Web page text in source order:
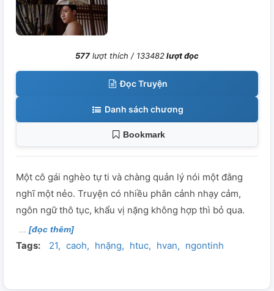
577 lượt thích / 133482lượt đọc
Đọc Truyện
Danh sách chương
Bookmark
Một cô gái nghèo tự ti và chàng quản lý nói một đằng
nghĩ một nẻo. Truyện có nhiều phân cảnh nhạy cảm,
ngôn ngữ thô tục, khẩu vị nặng không hợp thì bỏ qua.
[đọc thêm]
Tags: 21 caoh hnặng htuc hvan ngontinh